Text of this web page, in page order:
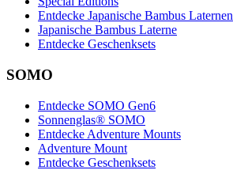
Entdecke Japanische Bambus Laternen
Japanische Bambus Laterne
Entdecke Geschenksets
SOMO
Entdecke SOMO Gen6
Sonnenglas® SOMO
Entdecke Adventure Mounts
Adventure Mount
Entdecke Geschenksets